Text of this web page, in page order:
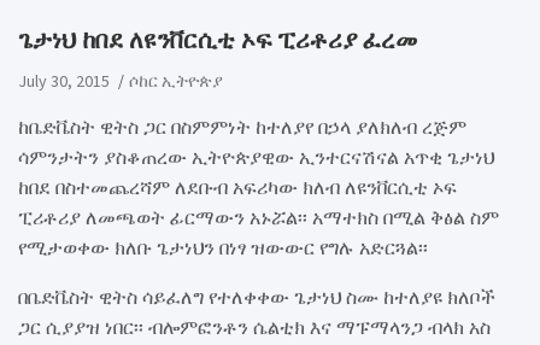
ጌታነህ ከበደ ለዩንቨርሲቲ ኦፍ ፒሪቶሪያ ፈረመ
July 30, 2015 ሶከር ኢትዮጵያ
ከቤድቬስት ዊትስ ጋር በስምምነት ከተለያየ በኃላ ያለክለብ ረጅም
ሳምንታትን ያስቆጠረው ኢትዮጵያዊው ኢንተርናሽናል አጥቂ ጌታነህ
ከበደ በስተመጨረሻም ለደቡብ አፍሪካው ክለብ ለዩንቨርሲቲ ኦፍ
ፒሪቶሪያ ለመጫወት ፊርማውን አኑሯል፡፡ አማተክስ በሚል ቅፅል ስም
የሚታወቀው ክለቡ ጌታነህን በነፃ ዝውውር የግሉ አድርጓል፡፡
በቤድቬስት ዊትስ ሳይፈለግ የተለቀቀው ጌታነህ ስሙ ከተለያዩ ክለቦች
ጋር ሲያያዝ ነበር፡፡ ብሎምፎንቶን ሴልቲክ እና ማፑማላንጋ ብላክ አስ